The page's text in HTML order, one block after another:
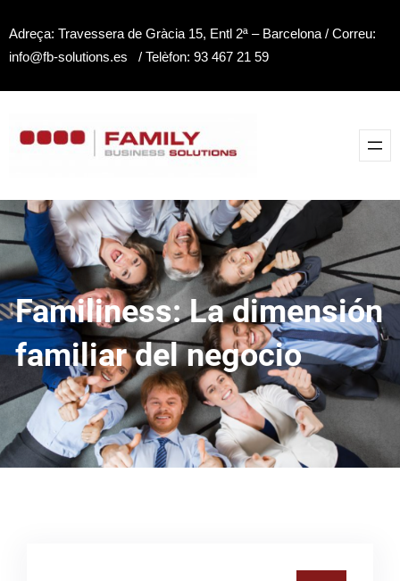
al
contenido
Adreça: Travessera de Gràcia 15, Entl 2ª – Barcelona / Correu:
info@fb-solutions.es / Telèfon: 93 467 21 59
Familiness: La dimensión
familiar del negocio